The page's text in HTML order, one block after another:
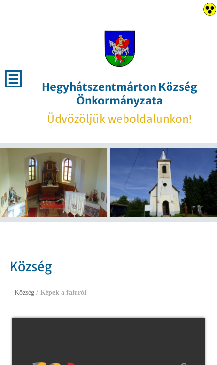
Hegyhátszentmárton Község
Önkormányzata
Üdvözöljük weboldalunkon!
Község
Község / Képek a faluról